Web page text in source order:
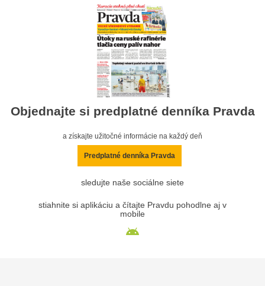
Objednajte si predplatné denníka Pravda
a získajte užitočné informácie na každý deň
Predplatné denníka Pravda
sledujte naše sociálne siete
stiahnite si aplikáciu a čítajte Pravdu pohodlne aj v
mobile